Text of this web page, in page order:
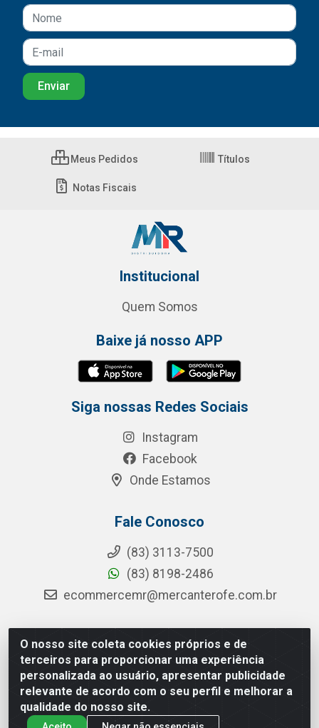
O nosso site coleta cookies próprios e de
terceiros para proporcionar uma experiência
personalizada ao usuário, apresentar publicidade
relevante de acordo com o seu perfil e melhorar a
qualidade do nosso site.
Meus Pedidos Títulos
Notas Fiscais
Institucional
Quem Somos
Baixe já nosso APP
Siga nossas Redes Sociais
Instagram
Facebook
Onde Estamos
Fale Conosco
(83) 3113-7500
(83) 8198-2486
ecommercemr@mercanterofe.com.br
MR Distribuidora - Rua Hortêncio Ribeiro de Luna, 3777 -
Distrito Industrial, João Pessoa/PB - CEP 58081-400 -
CNPJ 35.428.312/0001-85